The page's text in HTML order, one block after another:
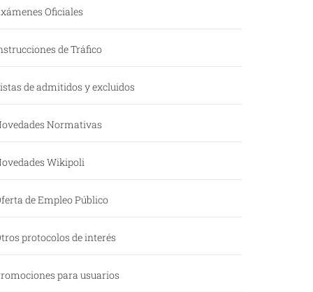
Oficiales
de Tráfico
de admitidos y excluidos
Normativas
Wikipoli
de Empleo Público
protocolos de interés
para usuarios